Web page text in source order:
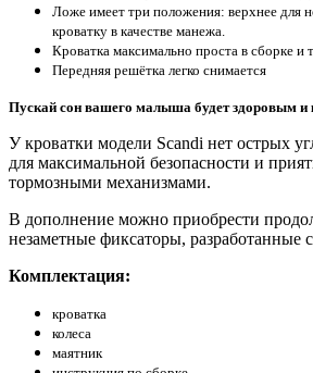
Ложе имеет три положения: верхнее для
кроватку в качестве манежа.
Кроватка максимально проста в сборке и
Передняя решётка легко снимается
Пускай сон вашего малыша будет здоровым
У кроватки модели Scandi нет острых
для максимальной безопасности и
тормозными механизмами.
В дополнение можно приобрести
незаметные фиксаторы, разработанные
Комплектация:
кроватка
колеса
маятник